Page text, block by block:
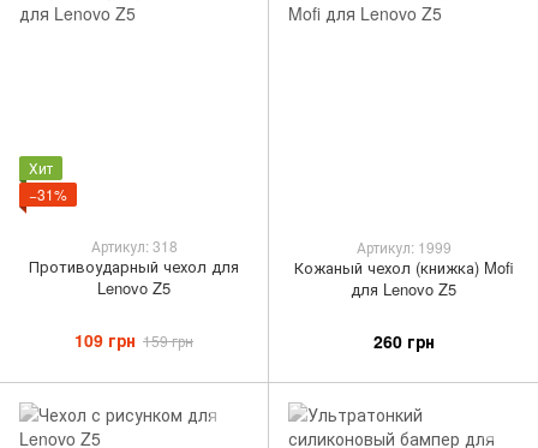
Хит
−31%
Артикул: 318
Противоударный чехол для
Lenovo Z5
109 грн 159 грн
Артикул: 1999
Кожаный чехол (книжка) Mofi
для Lenovo Z5
260 грн